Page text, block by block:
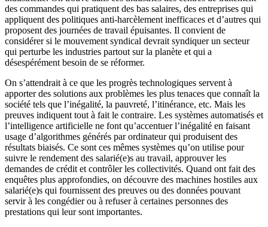
des commandes qui pratiquent des bas salaires, des entreprises qui
appliquent des politiques anti-harcèlement inefficaces et d’autres qui
proposent des journées de travail épuisantes. Il convient de
considérer si le mouvement syndical devrait syndiquer un secteur
qui perturbe les industries partout sur la planète et qui a
désespérément besoin de se réformer.
On s’attendrait à ce que les progrès technologiques servent à
apporter des solutions aux problèmes les plus tenaces que connaît la
société tels que l’inégalité, la pauvreté, l’itinérance, etc. Mais les
preuves indiquent tout à fait le contraire. Les systèmes automatisés et
l’intelligence artificielle ne font qu’accentuer l’inégalité en faisant
usage d’algorithmes générés par ordinateur qui produisent des
résultats biaisés. Ce sont ces mêmes systèmes qu’on utilise pour
suivre le rendement des salarié(e)s au travail, approuver les
demandes de crédit et contrôler les collectivités. Quand ont fait des
enquêtes plus approfondies, on découvre des machines hostiles aux
salarié(e)s qui fournissent des preuves ou des données pouvant
servir à les congédier ou à refuser à certaines personnes des
prestations qui leur sont importantes.